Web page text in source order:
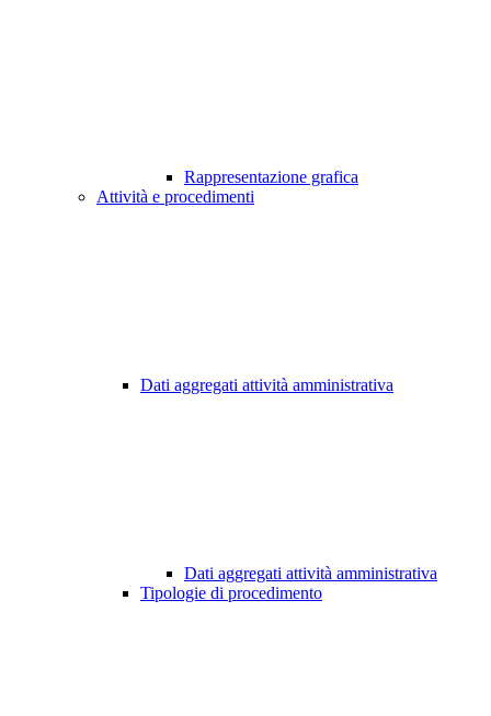
Rappresentazione grafica
Attività e procedimenti
Dati aggregati attività amministrativa
Dati aggregati attività amministrativa
Tipologie di procedimento